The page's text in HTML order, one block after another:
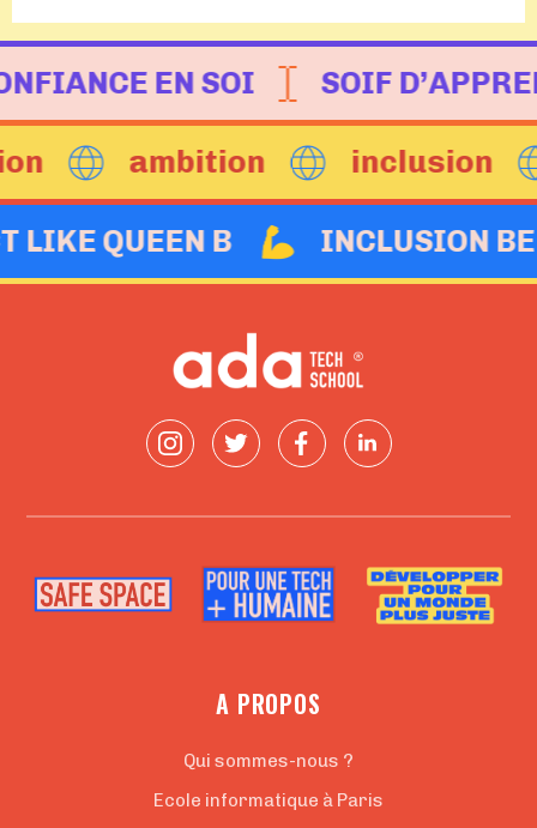
CONFIANCE EN SOI SOIF
ambition inclusion
ACT LIKE QUEEN B
A PROPOS
Qui sommes-nous ?
Ecole informatique à Paris